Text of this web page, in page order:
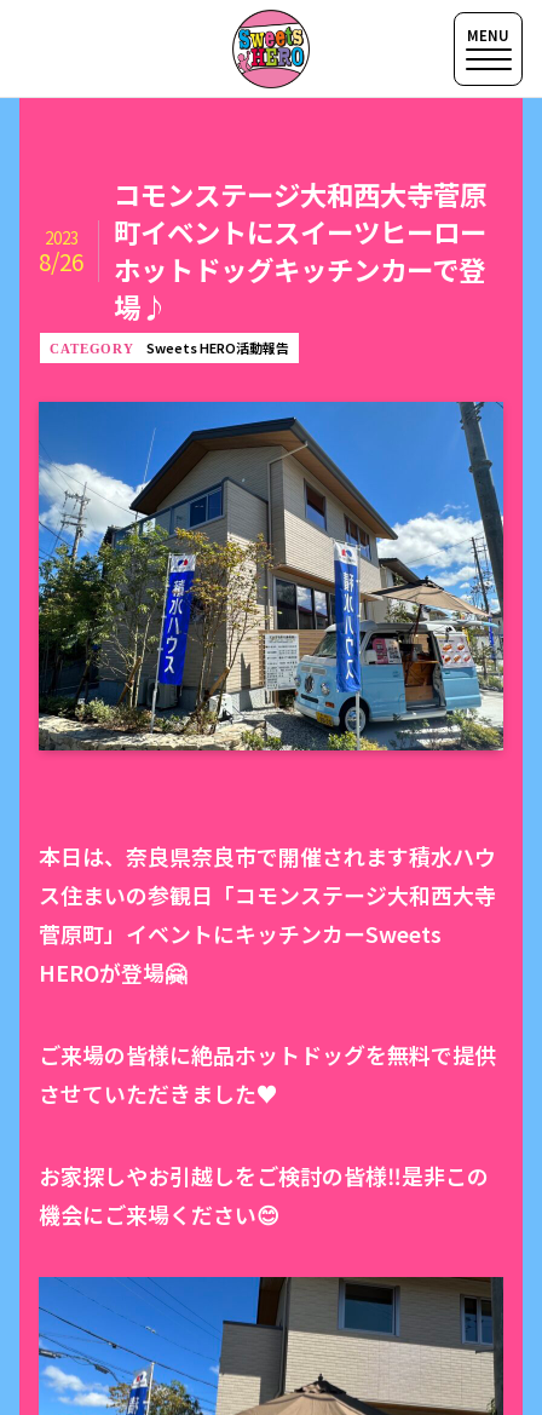
コモンステージ大和西大寺菅原
町イベントにスイーツヒーロー
ホットドッグキッチンカーで登
場♪
2023
8/26
Sweets HERO活動報告
本日は、奈良県奈良市で開催されます積水ハウ
ス住まいの参観日「コモンステージ大和西大寺
菅原町」イベントにキッチンカーSweets
HEROが登場🤗
ご来場の皆様に絶品ホットドッグを無料で提供
させていただきました♥️
お家探しやお引越しをご検討の皆様‼️是非この
機会にご来場ください😊